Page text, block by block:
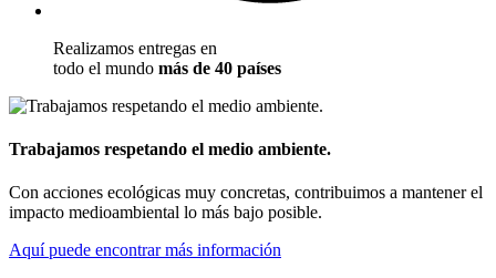
Realizamos entregas en
todo el mundo más de 40 países
Trabajamos respetando el medio ambiente.
Con acciones ecológicas muy concretas, contribuimos a mantener el
impacto medioambiental lo más bajo posible.
Aquí puede encontrar más información